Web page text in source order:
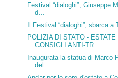
Festival “dialoghi”, Giuseppe
d...
Il Festival “dialoghi”, sbarca a
POLIZIA DI STATO - ESTATE
CONSIGLI ANTI-TR...
Inaugurata la statua di Marco
del...